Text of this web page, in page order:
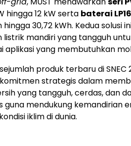
hingga 12 kW serta baterai
30,72 kWh. Kedua solusi
mandiri yang tangguh
yang membutuhkan
produk terbaru di SNEC
strategis dalam
yang tangguh, cerdas, dan
mendukung kemandirian
iklim di dunia.